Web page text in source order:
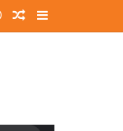
Log InRandom Article
Sidebar